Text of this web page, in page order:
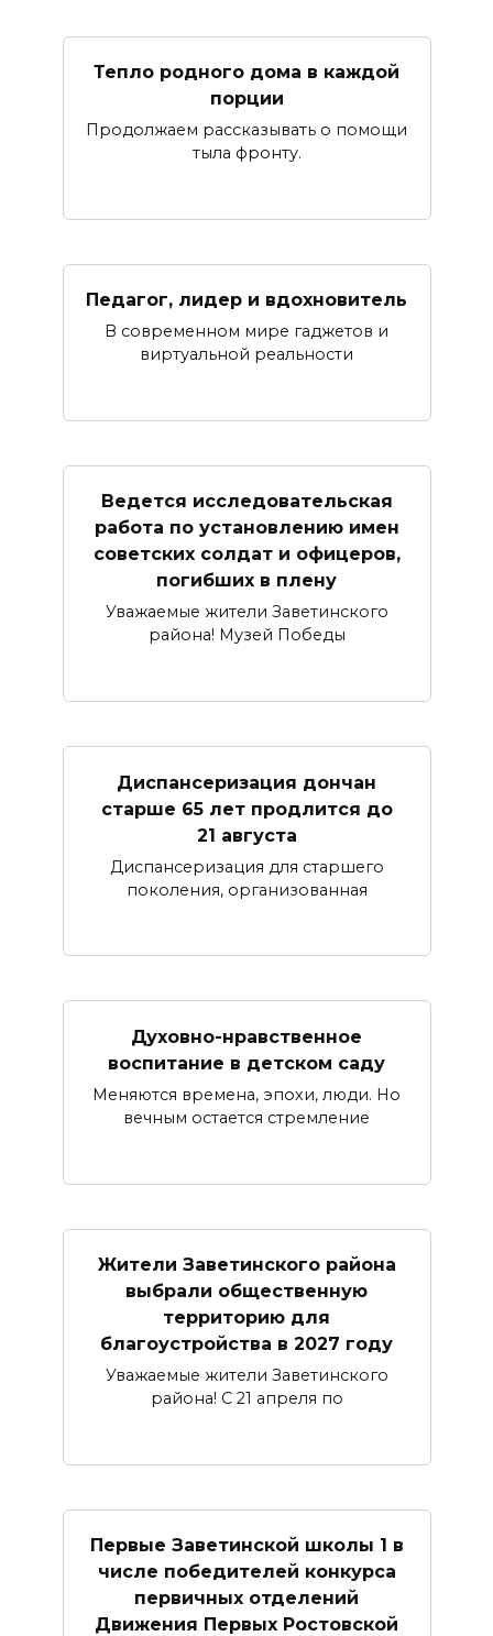
Тепло родного дома в каждой
порции
Продолжаем рассказывать о помощи
тыла фронту.
Педагог, лидер и вдохновитель
В современном мире гаджетов и
виртуальной реальности
Ведется исследовательская
работа по установлению имен
советских солдат и офицеров,
погибших в плену
Уважаемые жители Заветинского
района! Музей Победы
Диспансеризация дончан
старше 65 лет продлится до
21 августа
Диспансеризация для старшего
поколения, организованная
Духовно-нравственное
воспитание в детском саду
Меняются времена, эпохи, люди. Но
вечным остается стремление
Жители Заветинского района
выбрали общественную
территорию для
благоустройства в 2027 году
Уважаемые жители Заветинского
района! С 21 апреля по
Первые Заветинской школы 1 в
числе победителей конкурса
первичных отделений
Движения Первых Ростовской